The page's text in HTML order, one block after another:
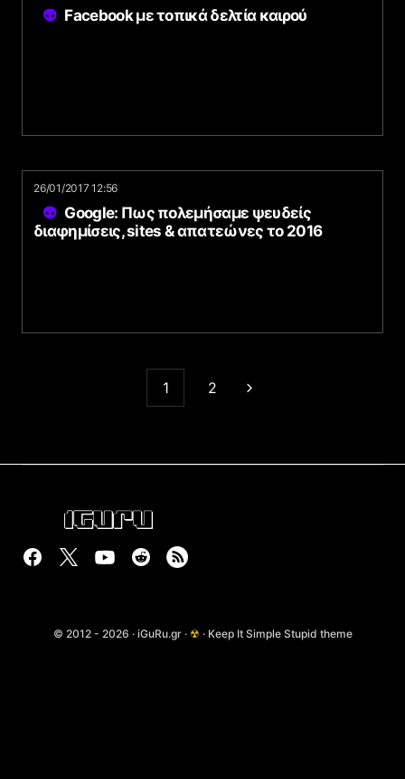
Facebook με τοπικά δελτία καιρού
26/01/2017 12:56
Google: Πως πολεμήσαμε ψευδείς
διαφημίσεις, sites & απατεώνες το 2016
1 2
© 2012 - 2026 · iGuRu.gr · ☢ · Keep It Simple Stupid theme